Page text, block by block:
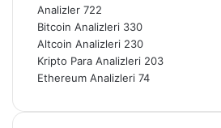
Analizler 722
Bitcoin Analizleri 330
Altcoin Analizleri 230
Kripto Para Analizleri 203
Ethereum Analizleri 74